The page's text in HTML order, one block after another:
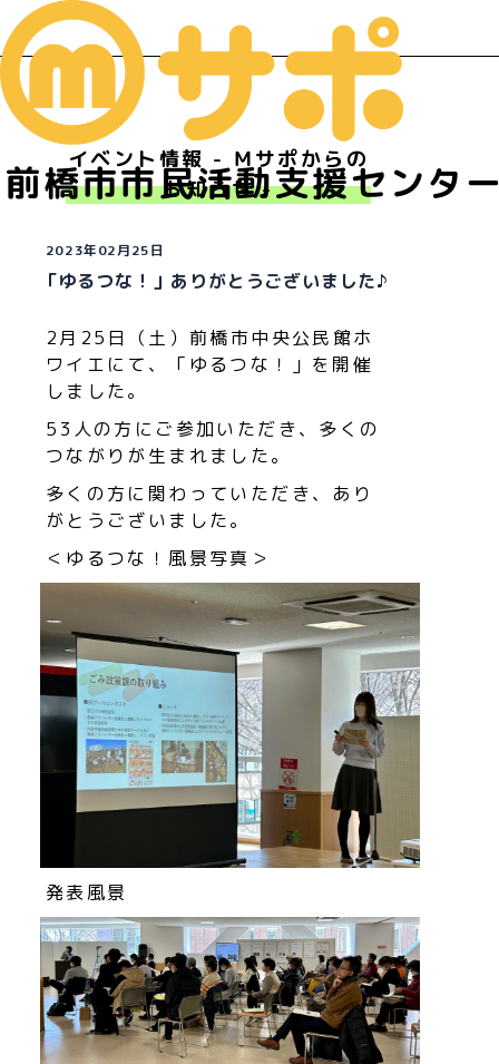
前橋市市民活動支援センタ
イベント情報 - Ｍサポからの
お知らせ -
2023年02月25日
「ゆるつな！」ありがとうございました♪
2月25日（土）前橋市中央公民館ホ
ワイエにて、「ゆるつな！」を開催
しました。
53人の方にご参加いただき、多くの
つながりが生まれました。
多くの方に関わっていただき、あり
がとうございました。
＜ゆるつな！風景写真＞
発表風景